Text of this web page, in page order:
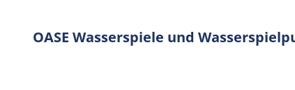
OASE Wasserspiele und